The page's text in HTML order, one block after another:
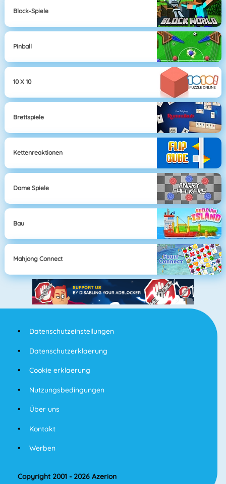
Block-Spiele
Pinball
10 X 10
Brettspiele
Kettenreaktionen
Dame Spiele
Bau
Mahjong Connect
Datenschutzeinstellungen
Datenschutzerklaerung
Cookie erklaerung
Nutzungsbedingungen
Über uns
Kontakt
Werben
Copyright 2001 - 2026 Azerion